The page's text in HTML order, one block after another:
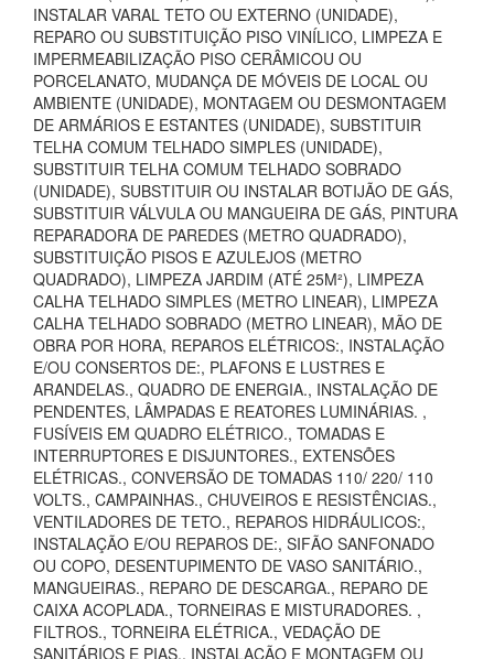
INSTALAR VARAL TETO OU EXTERNO (UNIDADE),
REPARO OU SUBSTITUIÇÃO PISO VINÍLICO, LIMPEZA E
IMPERMEABILIZAÇÃO PISO CERÂMICOU OU
PORCELANATO, MUDANÇA DE MÓVEIS DE LOCAL OU
AMBIENTE (UNIDADE), MONTAGEM OU DESMONTAGEM
DE ARMÁRIOS E ESTANTES (UNIDADE), SUBSTITUIR
TELHA COMUM TELHADO SIMPLES (UNIDADE),
SUBSTITUIR TELHA COMUM TELHADO SOBRADO
(UNIDADE), SUBSTITUIR OU INSTALAR BOTIJÃO DE GÁS,
SUBSTITUIR VÁLVULA OU MANGUEIRA DE GÁS, PINTURA
REPARADORA DE PAREDES (METRO QUADRADO),
SUBSTITUIÇÃO PISOS E AZULEJOS (METRO
QUADRADO), LIMPEZA JARDIM (ATÉ 25M²), LIMPEZA
CALHA TELHADO SIMPLES (METRO LINEAR), LIMPEZA
CALHA TELHADO SOBRADO (METRO LINEAR), MÃO DE
OBRA POR HORA, REPAROS ELÉTRICOS:, INSTALAÇÃO
E/OU CONSERTOS DE:, PLAFONS E LUSTRES E
ARANDELAS., QUADRO DE ENERGIA., INSTALAÇÃO DE
PENDENTES, LÂMPADAS E REATORES LUMINÁRIAS. ,
FUSÍVEIS EM QUADRO ELÉTRICO., TOMADAS E
INTERRUPTORES E DISJUNTORES., EXTENSÕES
ELÉTRICAS., CONVERSÃO DE TOMADAS 110/ 220/ 110
VOLTS., CAMPAINHAS., CHUVEIROS E RESISTÊNCIAS.,
VENTILADORES DE TETO., REPAROS HIDRÁULICOS:,
INSTALAÇÃO E/OU REPAROS DE:, SIFÃO SANFONADO
OU COPO, DESENTUPIMENTO DE VASO SANITÁRIO.,
MANGUEIRAS., REPARO DE DESCARGA., REPARO DE
CAIXA ACOPLADA., TORNEIRAS E MISTURADORES. ,
FILTROS., TORNEIRA ELÉTRICA., VEDAÇÃO DE
SANITÁRIOS E PIAS., INSTALAÇÃO E MONTAGEM OU